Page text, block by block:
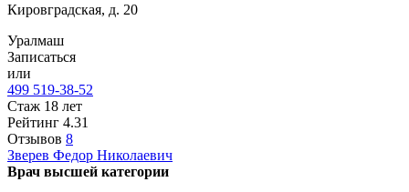
Кировградская, д. 20
Уралмаш
Записаться
или
499 519-38-52
Стаж 18 лет
Рейтинг 4.31
Отзывов 8
Зверев Федор Николаевич
Врач высшей категории